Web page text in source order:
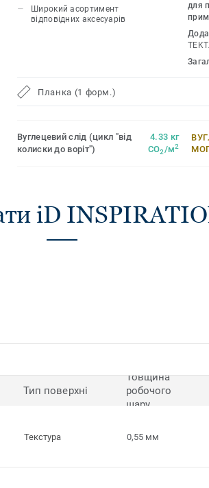
Широкий асортимент
відповідних аксесуарів
для
Планка (1 форм.)
Вуглецевий слід (цикл "від
колиски до воріт")
4.33 кг
CO2/м2
iD
Тип поверхні
Товщина
робочого
шару
Текстура 0,55 мм